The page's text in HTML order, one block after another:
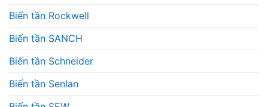
Biến tần Rockwell
Biến tần SANCH
Biến tần Schneider
Biến tần Senlan